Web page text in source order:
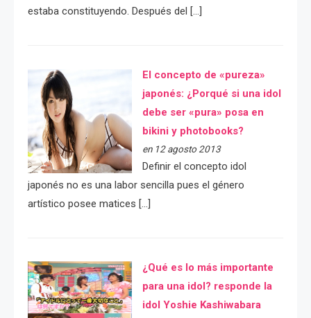
estaba constituyendo. Después del […]
El concepto de «pureza»
japonés: ¿Porqué si una idol
debe ser «pura» posa en
bikini y photobooks?
en 12 agosto 2013
Definir el concepto idol
japonés no es una labor sencilla pues el género
artístico posee matices […]
¿Qué es lo más importante
para una idol? responde la
idol Yoshie Kashiwabara